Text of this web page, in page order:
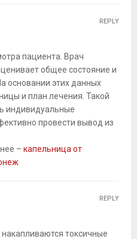
пациента. Врач
общее состояние и
основании этих данных
и план лечения. Такой
индивидуальные
провести вывод из
– капельница от
REPLY
токсичные
REPLY